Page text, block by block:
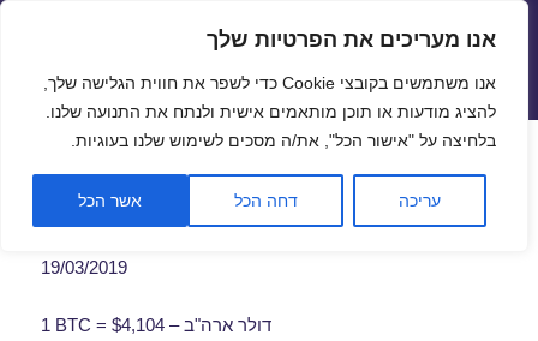
פתח
אנו מעריכים את הפרטיות שלך
אנו משתמשים בקובצי Cookie כדי לשפר את חווית הגלישה שלך,
להציג מודעות או תוכן מותאמים אישית ולנתח את התנועה שלנו.
בלחיצה על "אישור הכל", את/ה מסכים לשימוש שלנו בעוגיות.
עריכה דחה הכל אשר הכל
שערי חליפין יציגים – שער יציג
תפריטים
ווידג'טים
שער ביטקוין לתאריך 19/03/2019
19/03/2019
1 BTC = $4,104 – דולר ארה"ב